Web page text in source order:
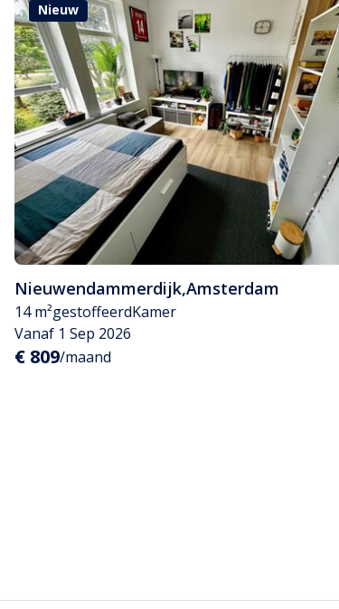
Nieuw
Nieuwendammerdijk,Amsterdam
14 m²gestoffeerdKamer
Vanaf 1 Sep 2026
€ 809/maand